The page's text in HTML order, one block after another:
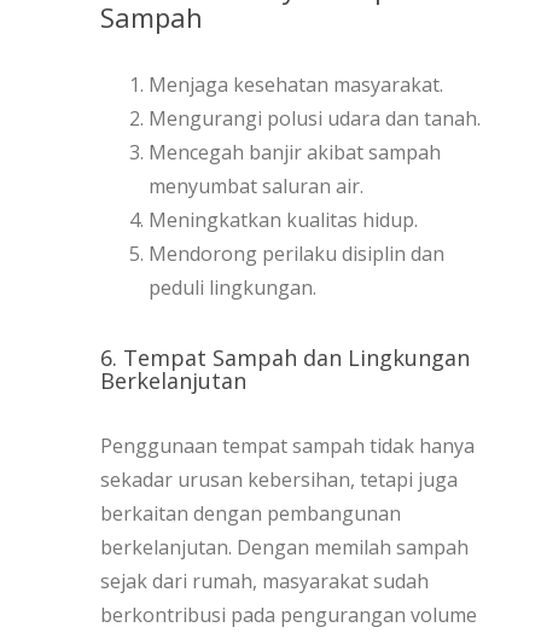
Sampah
Menjaga kesehatan masyarakat.
Mengurangi polusi udara dan tanah.
Mencegah banjir akibat sampah
menyumbat saluran air.
Meningkatkan kualitas hidup.
Mendorong perilaku disiplin dan
peduli lingkungan.
6. Tempat Sampah dan Lingkungan
Berkelanjutan
Penggunaan tempat sampah tidak hanya
sekadar urusan kebersihan, tetapi juga
berkaitan dengan pembangunan
berkelanjutan. Dengan memilah sampah
sejak dari rumah, masyarakat sudah
berkontribusi pada pengurangan volume